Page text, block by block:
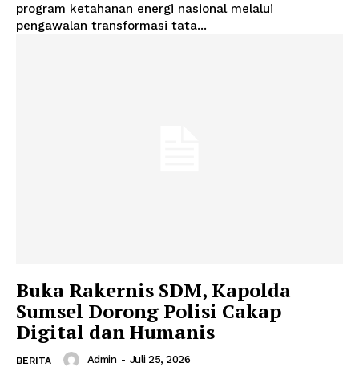
program ketahanan energi nasional melalui
pengawalan transformasi tata...
Buka Rakernis SDM, Kapolda
Sumsel Dorong Polisi Cakap
Digital dan Humanis
BERITA Admin - Juli 25, 2026